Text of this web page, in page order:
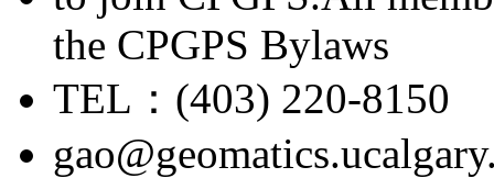
the CPGPS Bylaws
TEL：(403) 220-8150